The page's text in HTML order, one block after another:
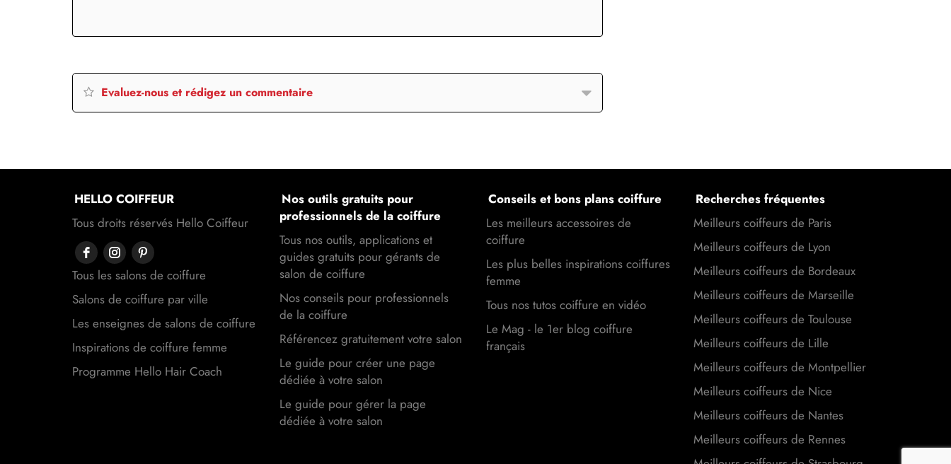
Evaluez-nous et rédigez un commentaire
HELLO COIFFEUR
Tous droits réservés Hello Coiffeur
Tous les salons de coiffure
Salons de coiffure par ville
Les enseignes de salons de coiffure
Inspirations de coiffure femme
Programme Hello Hair Coach
Nos outils gratuits pour
professionnels de la coiffure
Tous nos outils, applications et
guides gratuits pour gérants de
salon de coiffure
Nos conseils pour professionnels
de la coiffure
Référencez gratuitement votre salon
Le guide pour créer une page
dédiée à votre salon
Le guide pour gérer la page
dédiée à votre salon
Conseils et bons plans coiffure
Les meilleurs accessoires de
coiffure
Les plus belles inspirations coiffures
femme
Tous nos tutos coiffure en vidéo
Le Mag - le 1er blog coiffure
français
Recherches fréquentes
Meilleurs coiffeurs de Paris
Meilleurs coiffeurs de Lyon
Meilleurs coiffeurs de Bordeaux
Meilleurs coiffeurs de Marseille
Meilleurs coiffeurs de Toulouse
Meilleurs coiffeurs de Lille
Meilleurs coiffeurs de Montpellier
Meilleurs coiffeurs de Nice
Meilleurs coiffeurs de Nantes
Meilleurs coiffeurs de Rennes